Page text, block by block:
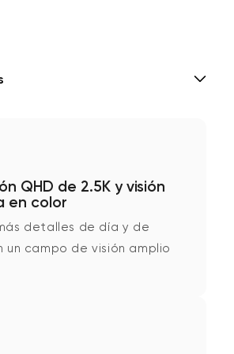
QHD de 2.5K y visión
en color
detalles de día y de
un campo de visión amplio